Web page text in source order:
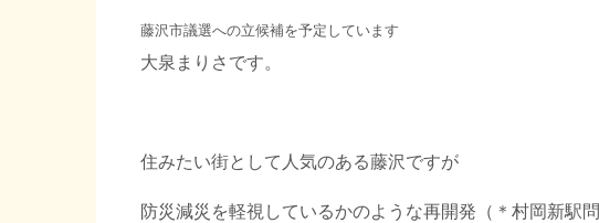
藤沢市議選への立候補を予定しています
大泉まりさです。
住みたい街として人気のある藤沢ですが
防災減災を軽視しているかのような再開発（＊村岡新駅